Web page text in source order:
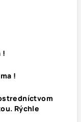
!
!
Rýchle